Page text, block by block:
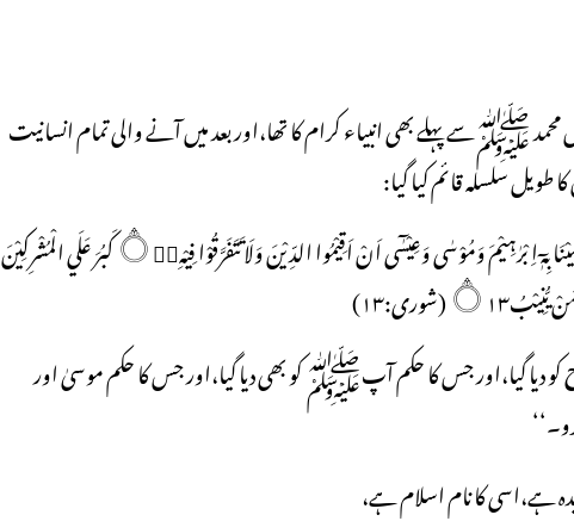
ﷺسے پہلے بھی انبیاء کرام کا تھا،اور بعد میں آنے والی تمام انسانیت
طویل سلسلہ قائم کیا گیا:
شَرَعَ لَكُمْ مِّنَ الدِّيْنِ مَا وَصّٰى بِہٖ نُوْحًا وَّالَّذِيْٓ اَوْحَيْنَآ اِلَيْكَ وَمَا وَصَّيْنَا بِہٖٓ اِبْرٰہِيْمَ وَمُوْسٰى وَعِيْسٰٓى اَنْ اَقِيْمُوا الدِّيْنَ وَلَا تَتَفَرَّقُوْا فِيْہِ۝۰ۭ كَبُرَ عَلَي الْمُشْرِكِيْنَ
کو دیا گیا،اور جس کا حکم آپﷺ کو بھی دیا گیا،اور جس کا حکم موسیٰ اور
ہے،اسی کا نام اسلام ہے،